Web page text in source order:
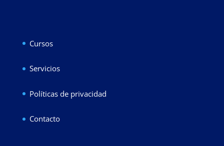
Cursos
Servicios
Políticas de privacidad
Contacto